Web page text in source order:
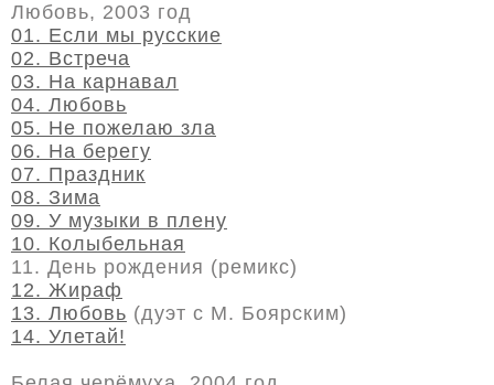
Любовь, 2003 год
01. Если мы русские
02. Встреча
03. На карнавал
04. Любовь
05. Не пожелаю зла
06. На берегу
07. Праздник
08. Зима
09. У музыки в плену
10. Колыбельная
11. День рождения (ремикс)
12. Жираф
13. Любовь (дуэт с М. Боярским)
14. Улетай!